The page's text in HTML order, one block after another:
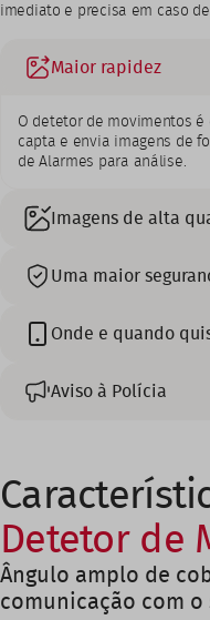
imediato e precisa em caso
Maior rapidez
O detetor de movimentos
capta e envia imagens de
de Alarmes para análise.
Imagens de alta
Uma maior
Onde e quando
Aviso à Polícia
Detetor de
Ângulo amplo de
comunicação com o